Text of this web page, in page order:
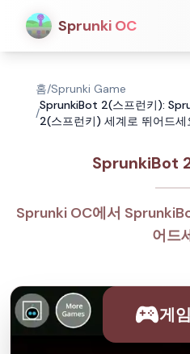
Sprunki OC
홈/Sprunki Game
/
SprunkiBot 2(스프런키):
2(스프런키) 세계로 뛰어드세
SprunkiBot
Sprunki OC에서
어드
게